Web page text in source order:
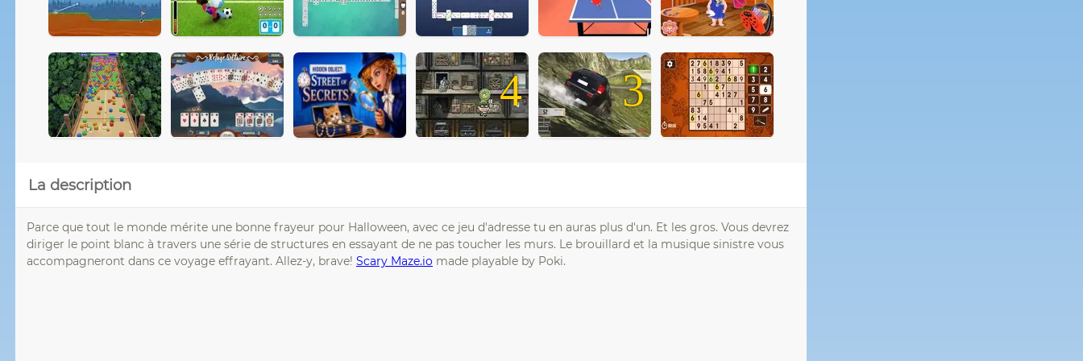
4 3
La description
Parce que tout le monde mérite une bonne frayeur pour Halloween, avec ce jeu d'adresse tu en auras plus d'un. Et les gros. Vous devrez
diriger le point blanc à travers une série de structures en essayant de ne pas toucher les murs. Le brouillard et la musique sinistre vous
accompagneront dans ce voyage effrayant. Allez-y, brave! Scary Maze.io made playable by Poki.